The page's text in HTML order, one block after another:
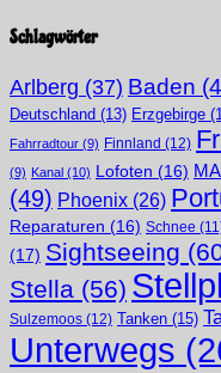
Schlagwörter
Arlberg (37) Baden
Deutschland (13) Erzgebirge
Fahrradtour (9) Finnland (12)
(9) Kanal (10) Lofoten (16)
(49) Phoenix (26)
Reparaturen (16) Schnee
(17) Sightseeing
Stella (56)
Sulzemoos (12) Tanken (15)
Unterwegs